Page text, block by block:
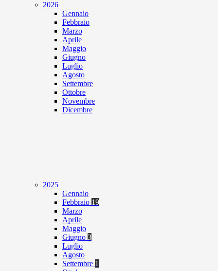
2026
Gennaio
Febbraio
Marzo
Aprile
Maggio
Giugno
Luglio
Agosto
Settembre
Ottobre
Novembre
Dicembre
2025
Gennaio
Febbraio 19
Marzo
Aprile
Maggio
Giugno 3
Luglio
Agosto
Settembre 1